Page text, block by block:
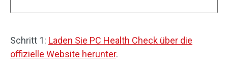
Schritt 1: Laden Sie PC Health Check über die
offizielle Website herunter.